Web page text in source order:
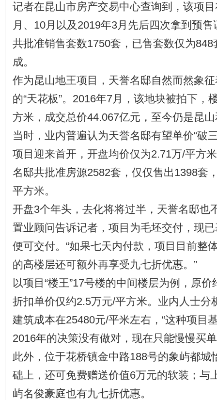
记者在昆山市房产交易中心查询到，该项
月、10月以及2019年3月先后四次拿到预
共批准销售套数1750套，已售套数仅为
成。
作为昆山地王项目，天誉名邸自然而然象
的“天花板”。2016年7月，该地块被拍下，
方米，成交总价44.067亿元，至今仍是昆
当时，业内普遍认为天誉名邸有望单价“破
项目迎来首开，开盘均价仅为2.71万/平方
名邸共批准房源2582套，仅仅售出1398套
平方米。
开盘3个年头，去化将将过半，天誉名邸也
置业顾问告诉记者，项目为毛坯交付，现
便可交付。“如果七天内付款，项目目前整
的高楼层还可额外再享受九七折优惠。”
以项目“楼王”17号楼的中间楼层为例，原
折扣单价仅约2.5万元/平方米。业内人士分
建筑成本在25480元/平米左右，“这种项目
2016年的决策没有做对，现在只能慢慢买
此外，位于花桥镇金中路188号的象屿都城
础上，还可免费赠送价值6万元的软装；与
屿名俊豪庭也有九七折优惠。